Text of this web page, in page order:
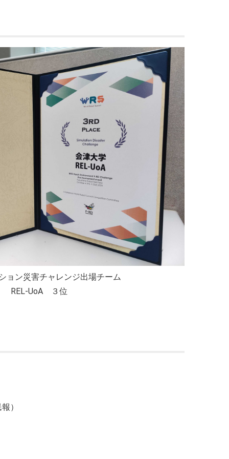
ョン災害チャレンジ出場チーム
REL-UoA ３位
）